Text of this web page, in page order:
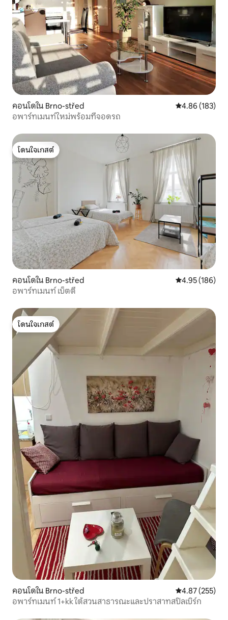
คอนโดใน Brno-střed คะแนนเฉลี่ย
4.86 (183)
อพาร์ทเมนท์ใหม่พร้อมที่จอดรถ
โดนใจเกสต์
โดนใจเกสต์
คอนโดใน Brno-střed คะแนนเฉลี่ย
4.95 (186)
อพาร์ทเมนท์ เบ็ตตี้
โดนใจเกสต์
โดนใจเกสต์
คอนโดใน Brno-střed คะแนนเฉลี่ย
4.87 (255)
อพาร์ทเมนท์ 1+kk ใต้สวนสาธารณะและปราสาทสปิลเบิร์ก